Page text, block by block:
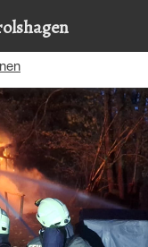
Funktionalität